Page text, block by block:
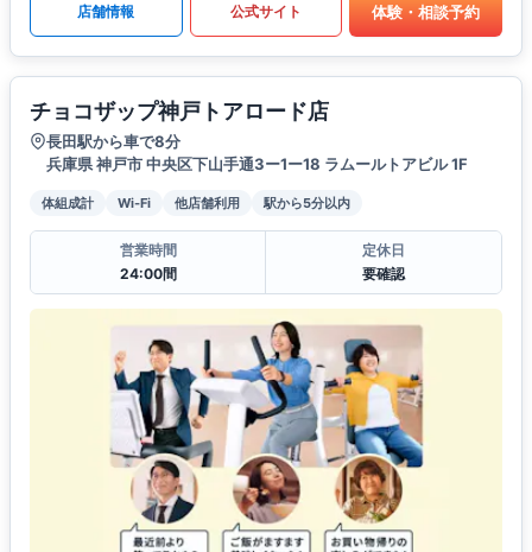
店舗情報 公式サイト 体験・相談予約
チョコザップ神戸トアロード店
長田駅から車で8分
兵庫県 神戸市 中央区下山手通3ー1ー18 ラムールトアビル 1F
体組成計 Wi-Fi 他店舗利用 駅から5分以内
営業時間
24:00間
定休日
要確認